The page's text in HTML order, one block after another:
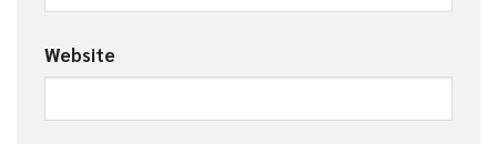
Website